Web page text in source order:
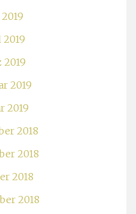
2019
2019
2019
2018
2018
2018
2018